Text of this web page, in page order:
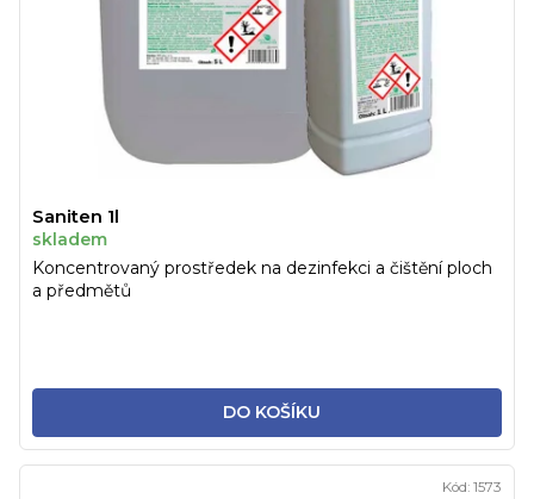
Saniten 1l
skladem
DO KOŠÍKU
Koncentrovaný prostředek na dezinfekci a čištění ploch
a předmětů
Kód: 1573